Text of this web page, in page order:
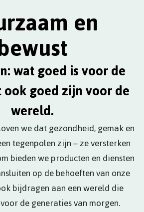
en
wat goed is voor de
goed zijn voor de
wereld.
we dat gezondheid, gemak en
tegenpolen zijn – ze versterken
bieden we producten en diensten
op de behoeften van onze
bijdragen aan een wereld die
de generaties van morgen.